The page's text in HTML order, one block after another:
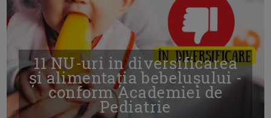
11 NU-uri in diversificarea
și alimentația bebelușului -
conform Academiei de
Pediatrie